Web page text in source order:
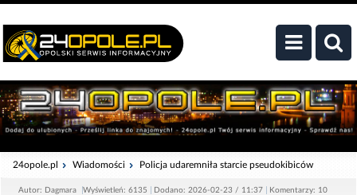
24opole.pl Wiadomości Policja udaremniła starcie pseudokibiców
Autor: Dagmara Wyświetleń: 6135 Dodano: 2026-02-23 / 11:37 Komentarzy: 10